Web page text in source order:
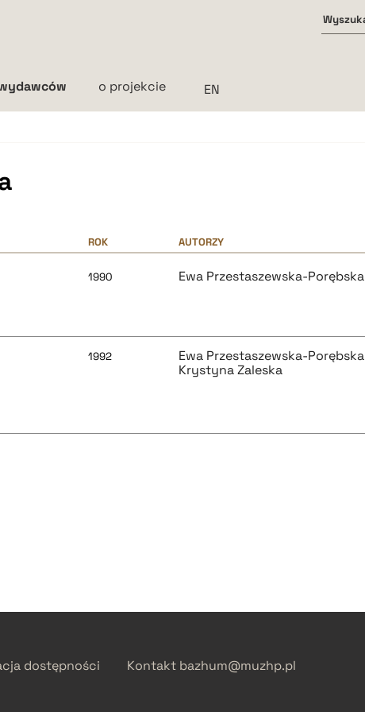
o projekcie
ROK AUTORZY
1990 Ewa Przestaszewska-Porębska
1992
Ewa Przestaszewska-Porębska
Krystyna Zaleska
dostępności Kontakt bazhum@muzhp.pl